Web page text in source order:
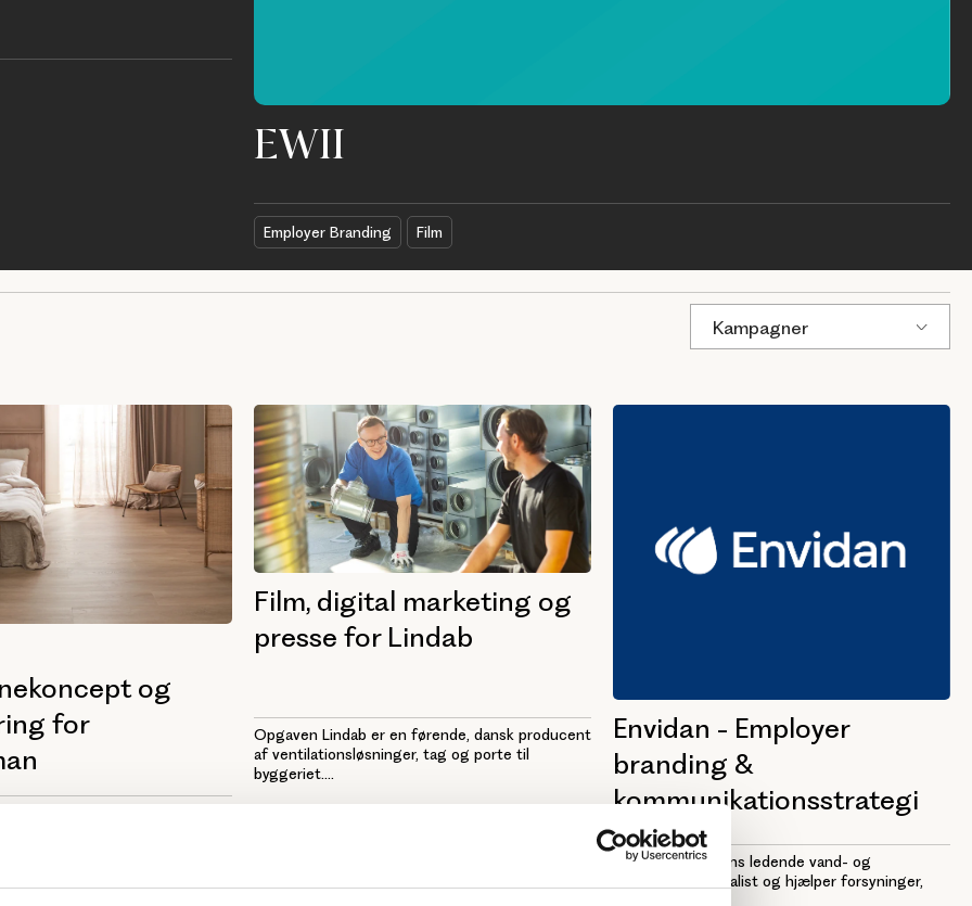
EWII
Employer Branding Film
Kampagner
og
for
Film, digital marketing og
presse for Lindab
Opgaven Lindab er en førende, dansk producent
af ventilationsløsninger, tag og porte til
byggeriet....
Envidan - Employer
branding &
kommunikationsstrategi
Envidan er Nordens ledende vand- og
spildevandsspecialist og hjælper forsyninger,